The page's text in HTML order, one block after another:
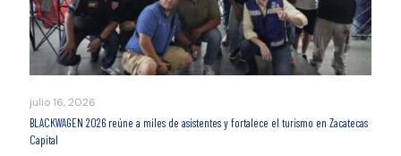
julio 16, 2026
BLACKWAGEN 2026 reúne a miles de asistentes y fortalece el turismo en Zacatecas
Capital